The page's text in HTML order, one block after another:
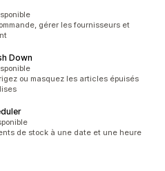
gérer les fournisseurs et
Down
ou masquez les articles épuisés
de stock à une date et une heure